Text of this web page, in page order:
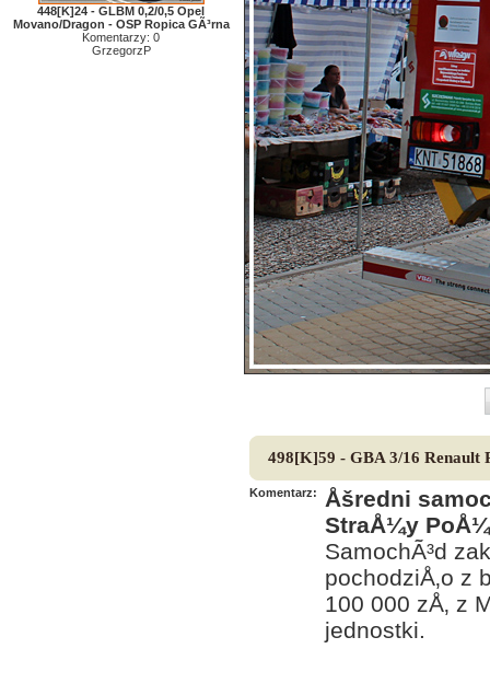
448[K]24 - GLBM 0,2/0,5 Opel
Movano/Dragon - OSP Ropica GÃ³rna
Komentarzy: 0
GrzegorzP
498[K]59 - GBA 3/16 Renault
Komentarz:
Åšredni
StraÅ¼y
SamochÃ³d
pochodziÅ‚o z
100 000 zÅ‚ z
jednostki.